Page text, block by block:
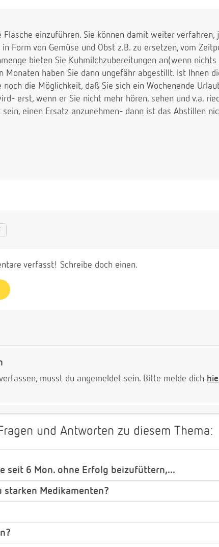
Flasche einzuführen. Sie können damit weiter
Form von Gemüse und Obst z.B. zu ersetzen, vom
bieten Sie Kuhmilchzubereitungen an(wenn
Monaten haben Sie dann ungefähr abgestillt. Ist Ihnen
noch die Möglichkeit, daß Sie sich ein Wochenende
erst, wenn er Sie nicht mehr hören, sehen und v.a.
einen Ersatz anzunehmen- dann ist das Abstillen
verfasst! Schreibe doch einen.
musst du angemeldet sein. Bitte melde dich
und Antworten zu diesem Thema:
seit 6 Mon. ohne Erfolg beizufüttern,...
Medikamenten?